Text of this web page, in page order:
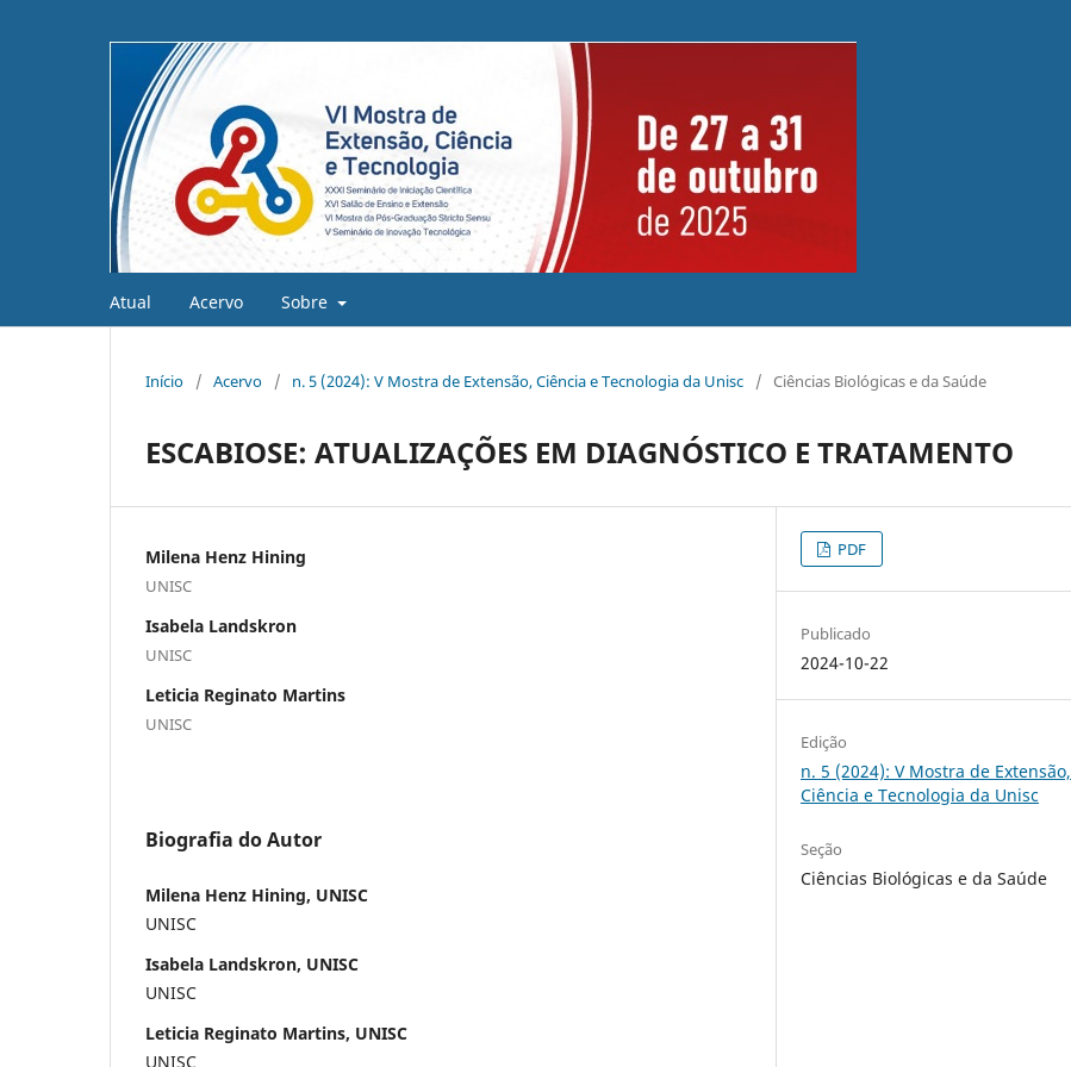
Atual Acervo Sobre
Início / Acervo / n. 5 (2024): V Mostra de Extensão, Ciência e Tecnologia da Unisc / Ciências Biológicas e da Saúde
ESCABIOSE: ATUALIZAÇÕES EM DIAGNÓSTICO E TRATAMENTO
Milena Henz Hining
UNISC
Isabela Landskron
UNISC
Leticia Reginato Martins
UNISC
Biografia do Autor
Milena Henz Hining, UNISC
UNISC
Isabela Landskron, UNISC
UNISC
Leticia Reginato Martins, UNISC
UNISC
PDF
Publicado
2024-10-22
Edição
n. 5 (2024): V Mostra de Extensão,
Ciência e Tecnologia da Unisc
Seção
Ciências Biológicas e da Saúde